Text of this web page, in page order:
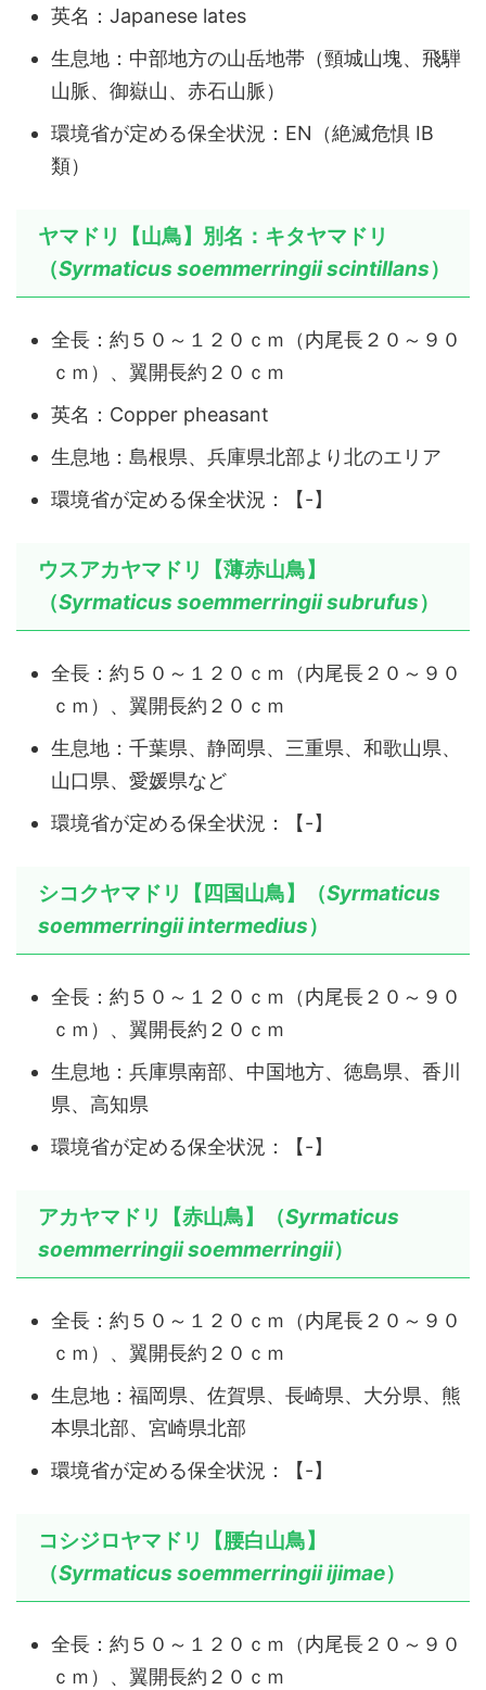
英名：Japanese lates
生息地：中部地方の山岳地帯（頸城山塊、飛騨
山脈、御嶽山、赤石山脈）
環境省が定める保全状況：EN（絶滅危惧 ⅠB
類）
ヤマドリ【山鳥】別名：キタヤマドリ
（Syrmaticus soemmerringii scintillans）
全長：約５０～１２０ｃｍ（内尾長２０～９０
ｃｍ）、翼開長約２０ｃｍ
英名：Copper pheasant
生息地：島根県、兵庫県北部より北のエリア
環境省が定める保全状況：【-】
ウスアカヤマドリ【薄赤山鳥】
（Syrmaticus soemmerringii subrufus）
全長：約５０～１２０ｃｍ（内尾長２０～９０
ｃｍ）、翼開長約２０ｃｍ
生息地：千葉県、静岡県、三重県、和歌山県、
山口県、愛媛県など
環境省が定める保全状況：【-】
シコクヤマドリ【四国山鳥】（Syrmaticus
soemmerringii intermedius）
全長：約５０～１２０ｃｍ（内尾長２０～９０
ｃｍ）、翼開長約２０ｃｍ
生息地：兵庫県南部、中国地方、徳島県、香川
県、高知県
環境省が定める保全状況：【-】
アカヤマドリ【赤山鳥】（Syrmaticus
soemmerringii soemmerringii）
全長：約５０～１２０ｃｍ（内尾長２０～９０
ｃｍ）、翼開長約２０ｃｍ
生息地：福岡県、佐賀県、長崎県、大分県、熊
本県北部、宮崎県北部
環境省が定める保全状況：【-】
コシジロヤマドリ【腰白山鳥】
（Syrmaticus soemmerringii ijimae）
全長：約５０～１２０ｃｍ（内尾長２０～９０
ｃｍ）、翼開長約２０ｃｍ